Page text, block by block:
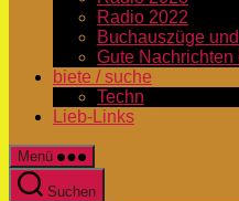
Radio 2022
Buchauszüge
Gute Nachrichten
biete / suche
Techn
Lieb-Links
Menü
Suchen